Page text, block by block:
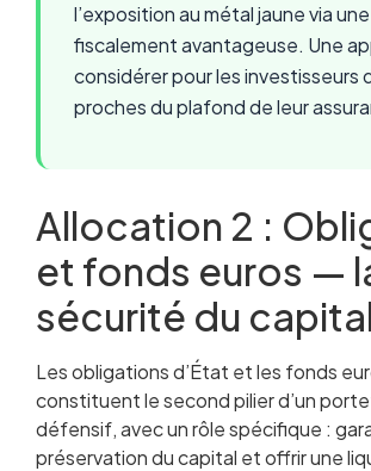
l’exposition au métal jaune via
fiscalement avantageuse. Une
considérer pour les investisseurs
proches du plafond de leur
Allocation 2 :
et fonds euros —
sécurité du
Les obligations d’État et les fonds
constituent le second pilier d’un
défensif, avec un rôle spécifique :
préservation du capital et offrir une